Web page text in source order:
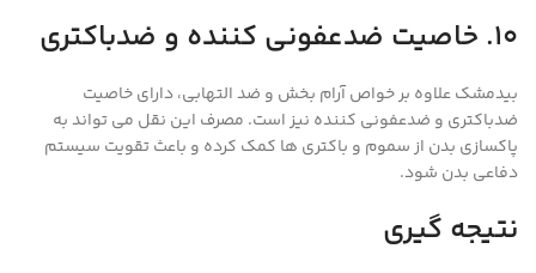
10. خاصیت ضدعفونی کننده و ضدباکتری
بیدمشک علاوه بر خواص آرام بخش و ضد التهابی، دارای خاصیت
ضدباکتری و ضدعفونی کننده نیز است. مصرف این نقل می تواند به
پاکسازی بدن از سموم و باکتری ها کمک کرده و باعث تقویت سیستم
دفاعی بدن شود.
نتیجه گیری